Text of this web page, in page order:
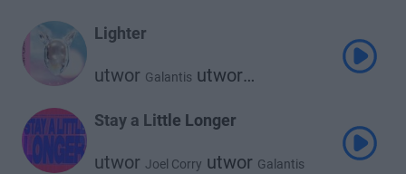
Lighter
utwor Galantis utwor
5 Seconds of Summer
Stay a Little Longer
utwor Joel Corry utwor Galantis